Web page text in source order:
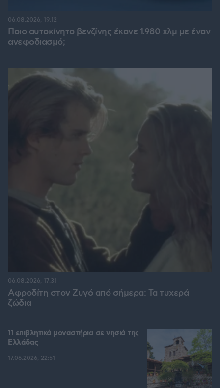
Ποιο αυτοκίνητο βενζίνης έκανε 1.980 χλμ με έναν
ανεφοδιασμό;
06.08.2026, 19:12
Αφροδίτη στον Ζυγό από σήμερα: Τα τυχερά
ζώδια
06.08.2026, 17:31
11 επιβλητικά μοναστήρια σε νησιά της
Ελλάδας
17.06.2026, 22:51